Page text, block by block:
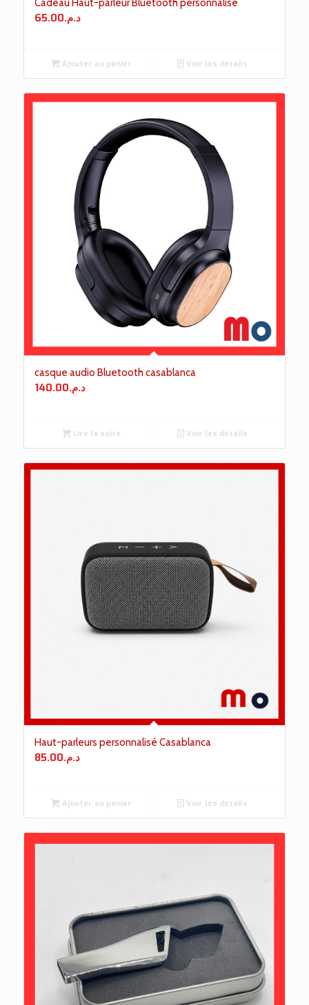
Cadeau Haut-parleur Bluetooth personnalisé
د.م.65.00
Ajouter au panier Voir les détails
casque audio Bluetooth casablanca
د.م.140.00
Lire la suite Voir les détails
Haut-parleurs personnalisé Casablanca
د.م.85.00
Ajouter au panier Voir les détails